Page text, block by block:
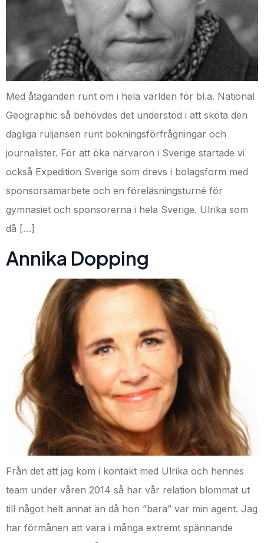
Med åtaganden runt om i hela världen för bl.a. National
Geographic så behövdes det understöd i att sköta den
dagliga ruljansen runt bokningsförfrågningar och
journalister. För att öka närvaron i Sverige startade vi
också Expedition Sverige som drevs i bolagsform med
sponsorsamarbete och en föreläsningsturné för
gymnasiet och sponsorerna i hela Sverige. Ulrika som
då […]
Annika Dopping
Från det att jag kom i kontakt med Ulrika och hennes
team under våren 2014 så har vår relation blommat ut
till något helt annat än då hon ”bara” var min agent. Jag
har förmånen att vara i många extremt spännande